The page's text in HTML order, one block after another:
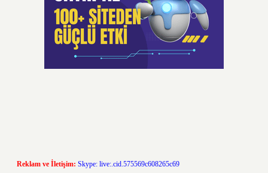
Reklam ve İletişim: Skype: live:.cid.575569c608265c69